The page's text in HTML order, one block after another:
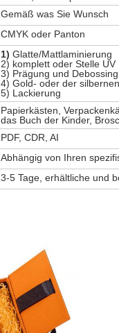
Gemäß was Sie Wunsch
CMYK oder Panton
1) Glatte/Mattlaminierung
2) komplett oder Stelle UV
3) Prägung und Debossing
4) Gold- oder der
5) Lackierung
Papierkästen,
das Buch der Kinder,
PDF, CDR, AI
Abhängig von Ihren
3-5 Tage, erhältliche und